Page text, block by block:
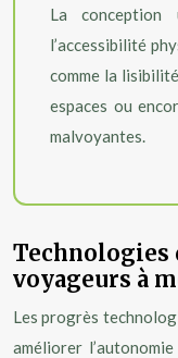
La
l’accessibilité
comme la
espaces ou
malvoyantes.
Technologies
voyageurs à
Les progrès
améliorer